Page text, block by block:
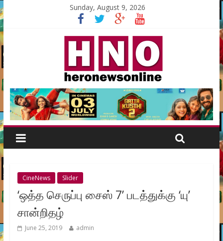
Sunday, August 9, 2026
CineNews Slider
‘ஒத்த செருப்பு சைஸ் 7’ படத்துக்கு ‘யு’
சான்றிதழ்
June 25, 2019 admin